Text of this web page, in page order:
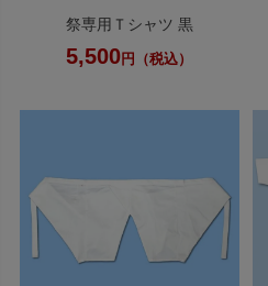
祭専用Ｔシャツ 黒
5,500円（税込）